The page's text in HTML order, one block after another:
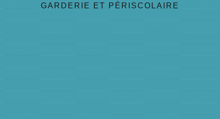
GARDERIE ET PÉRISCOLAIRE